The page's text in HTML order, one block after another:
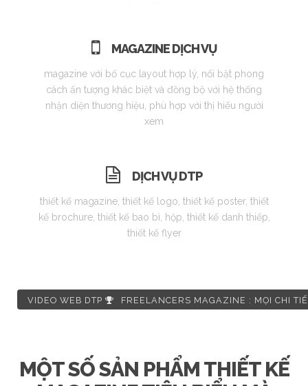
MAGAZINE DỊCH VỤ
magazine với bố cục layout hợp lý, nổi bật phong
cách ấn tượng khác biệt và đồng bộ với hệ thống
nhận diện thương hiệu, phù hợp với thị hiếu người
xem
DỊCH VỤ DTP
thiết kế magazine, thiết kế logo, thiết kế poster, thiết
kế brochure, thiết kế bao bì, hộp, thiết kế danh thiếp,
thiết kế flyer
VIDEO WEB DTP FREELANCERS MAGAZINE : MỌI CHI
MỘT SỐ SẢN PHẨM THIẾT KẾ